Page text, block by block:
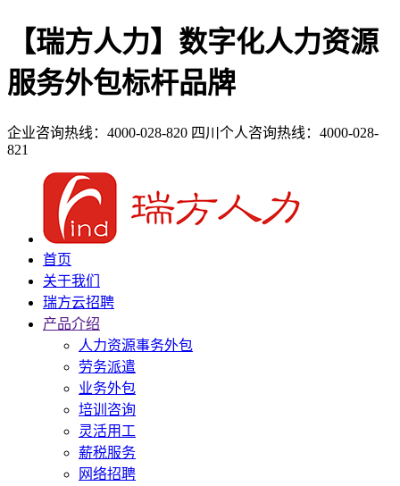
【瑞方人力】数字化人力资源
服务外包标杆品牌
企业咨询热线：4000-028-820 四川个人咨询热线：4000-028-
821
首页
关于我们
瑞方云招聘
产品介绍
人力资源事务外包
劳务派遣
业务外包
培训咨询
灵活用工
薪税服务
网络招聘